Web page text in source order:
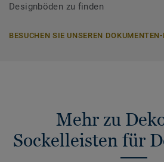
Designböden zu finden
BESUCHEN SIE UNSEREN
Mehr zu
Sockelleisten für